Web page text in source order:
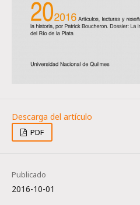
PDF
Publicado
2016-10-01